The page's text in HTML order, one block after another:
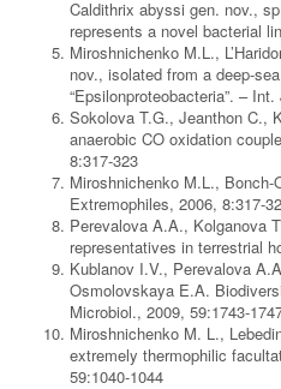
Caldithrix abyssi gen. nov.,
represents a novel bacterial
Miroshnichenko M.L.,
nov., isolated from a deep-
“Epsilonproteobacteria”. –
Sokolova T.G., Jeanthon C.,
anaerobic CO oxidation
8:317-323
Miroshnichenko M.L.,
Extremophiles, 2006, 8:317-
Perevalova A.A., Kolganova
representatives in terrestrial
Kublanov I.V., Perevalova
Osmolovskaya E.A.
Microbiol., 2009, 59:1743-
Miroshnichenko M. L.,
extremely thermophilic
59:1040-1044